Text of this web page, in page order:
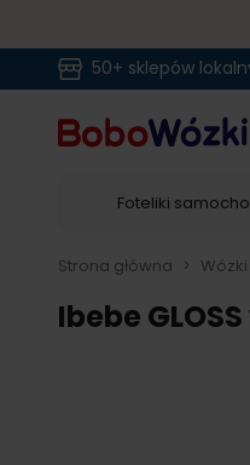
50+ sklepów
Foteliki
Strona główna >
Ibebe